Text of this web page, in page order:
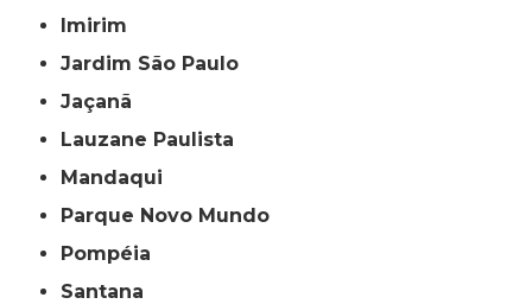
Imirim
Jardim São Paulo
Jaçanã
Lauzane Paulista
Mandaqui
Parque Novo Mundo
Pompéia
Santana